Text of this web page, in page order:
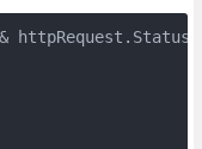
httpRequest.Status